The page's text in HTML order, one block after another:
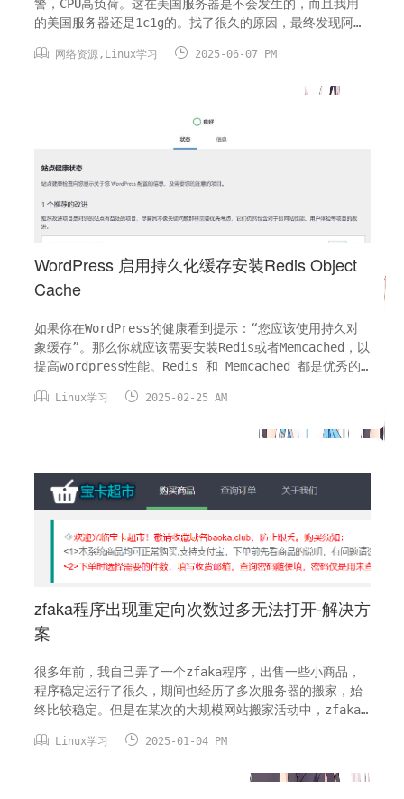
警，CPU高负荷。这在美国服务器是不会发生的，而且我用
的美国服务器还是1c1g的。找了很久的原因，最终发现阿里
show 查看，如果回显信息为空，表示系统没有swap分区，
 网络资源 , Linux学习  2025-06-07 PM
WordPress 启用持久化缓存安装Redis Object
Cache
如果你在WordPress的健康看到提示：“您应该使用持久对
象缓存”。那么你就应该需要安装Redis或者Memcached，以
提高wordpress性能。Redis 和 Memcached 都是优秀的
度。但是，它们之间有一些区别。Redis 支持多种数据结构
 Linux学习  2025-02-25 AM
zfaka程序出现重定向次数过多无法打开-解决方
案
很多年前，我自己弄了一个zfaka程序，出售一些小商品，
程序稳定运行了很久，期间也经历了多次服务器的搬家，始
终比较稳定。但是在某次的大规模网站搬家活动中，zfaka
主页遇到了同样的问题，尝试操作了下，果然解决了问题。
置修改，关闭 cgi.fix_pathinfo2、注释掉 i...
 Linux学习  2025-01-04 PM